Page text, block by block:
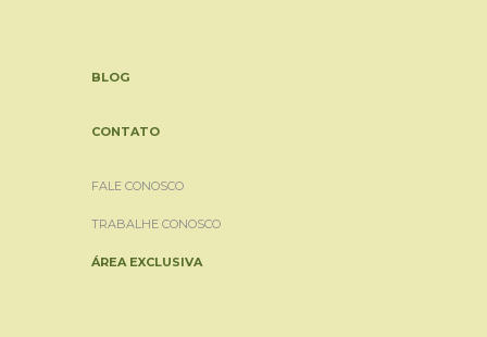
BLOG
CONTATO
FALE CONOSCO
TRABALHE CONOSCO
ÁREA EXCLUSIVA